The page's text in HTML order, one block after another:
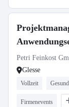
Petri Feinkost
Glesse
Vollzeit
Firmenevents